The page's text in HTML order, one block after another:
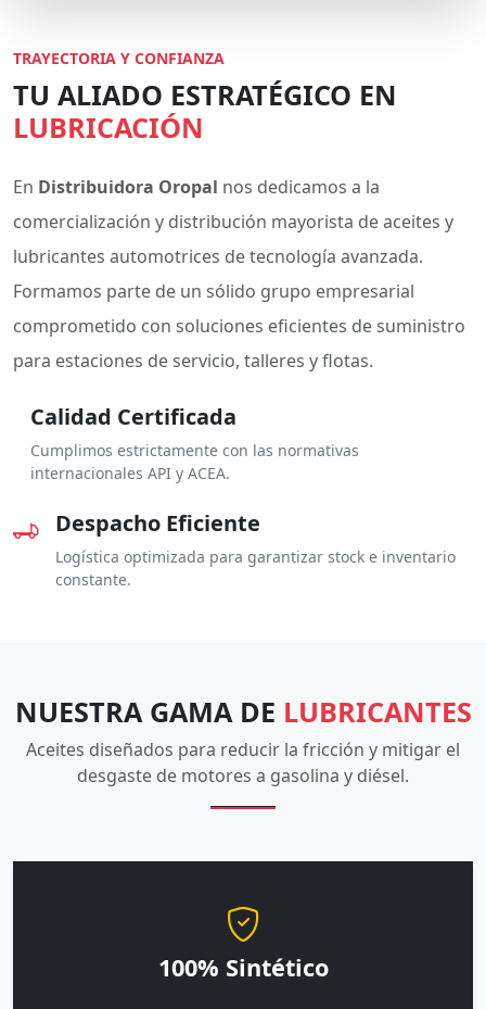
TRAYECTORIA Y CONFIANZA
TU ALIADO ESTRATÉGICO EN
LUBRICACIÓN
En Distribuidora Oropal nos dedicamos a la
comercialización y distribución mayorista de aceites y
lubricantes automotrices de tecnología avanzada.
Formamos parte de un sólido grupo empresarial
comprometido con soluciones eficientes de suministro
para estaciones de servicio, talleres y flotas.
Calidad Certificada
Cumplimos estrictamente con las normativas
internacionales API y ACEA.
Despacho Eficiente
Logística optimizada para garantizar stock e inventario
constante.
NUESTRA GAMA DE LUBRICANTES
Aceites diseñados para reducir la fricción y mitigar el
desgaste de motores a gasolina y diésel.
100% Sintético